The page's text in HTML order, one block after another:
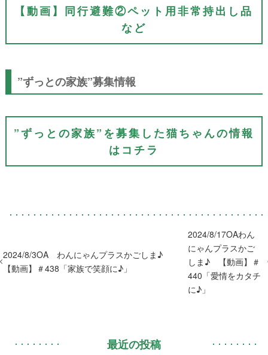
【動画】同行避難②ペット用非常持出し品
など
”ずっとの家族”募集情報
”ずっとの家族”を募集した猫ちゃんの情報
はコチラ
2024/8/3OA わんにゃんプラスかごしま♪
【動画】＃438「家族で笑顔に♪」
2024/8/17OAわん
にゃんプラスかご
しま♪ 【動画】＃
440「愛情をカタチ
に♪」
最近の投稿